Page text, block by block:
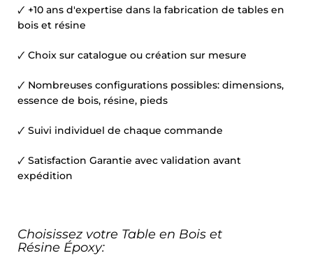
🗸 +10 ans d'expertise dans la fabrication de tables en
bois et résine
🗸 Choix sur catalogue ou création sur mesure
🗸 Nombreuses configurations possibles: dimensions,
essence de bois, résine, pieds
🗸 Suivi individuel de chaque commande
🗸 Satisfaction Garantie avec validation avant
expédition
Choisissez votre Table en Bois et
Résine Époxy: